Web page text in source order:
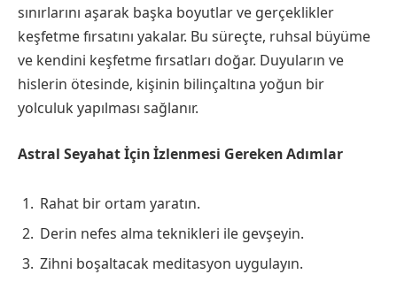
sınırlarını aşarak başka boyutlar ve gerçeklikler
keşfetme fırsatını yakalar. Bu süreçte, ruhsal büyüme
ve kendini keşfetme fırsatları doğar. Duyuların ve
hislerin ötesinde, kişinin bilinçaltına yoğun bir
yolculuk yapılması sağlanır.
Astral Seyahat İçin İzlenmesi Gereken Adımlar
Rahat bir ortam yaratın.
Derin nefes alma teknikleri ile gevşeyin.
Zihni boşaltacak meditasyon uygulayın.